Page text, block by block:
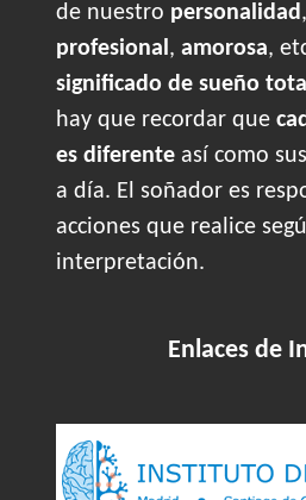
de nuestro personalidad
profesional, amorosa,
significado de sueño
hay que recordar que
es diferente así como sus
a día. El soñador es
acciones que realice
interpretación.
Enlaces de